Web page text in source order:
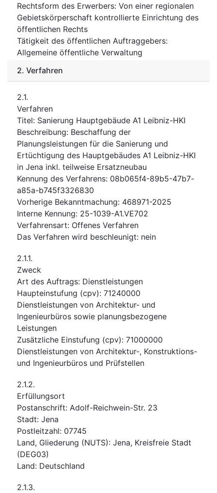
Rechtsform des Erwerbers: Von einer regionalen
Gebietskörperschaft kontrollierte Einrichtung des
öffentlichen Rechts
Tätigkeit des öffentlichen Auftraggebers:
Allgemeine öffentliche Verwaltung
2. Verfahren
2.1.
Verfahren
Titel: Sanierung Hauptgebäude A1 Leibniz-HKI
Beschreibung: Beschaffung der
Planungsleistungen für die Sanierung und
Ertüchtigung des Hauptgebäudes A1 Leibniz-HKI
in Jena inkl. teilweise Ersatzneubau
Kennung des Verfahrens: 08b065f4-89b5-47b7-
a85a-b745f3326830
Vorherige Bekanntmachung: 468971-2025
Interne Kennung: 25-1039-A1.VE702
Verfahrensart: Offenes Verfahren
Das Verfahren wird beschleunigt: nein
2.1.1.
Zweck
Art des Auftrags: Dienstleistungen
Haupteinstufung (cpv): 71240000
Dienstleistungen von Architektur- und
Ingenieurbüros sowie planungsbezogene
Leistungen
Zusätzliche Einstufung (cpv): 71000000
Dienstleistungen von Architektur-, Konstruktions-
und Ingenieurbüros und Prüfstellen
2.1.2.
Erfüllungsort
Postanschrift: Adolf-Reichwein-Str. 23
Stadt: Jena
Postleitzahl: 07745
Land, Gliederung (NUTS): Jena, Kreisfreie Stadt
(DEG03)
Land: Deutschland
2.1.3.